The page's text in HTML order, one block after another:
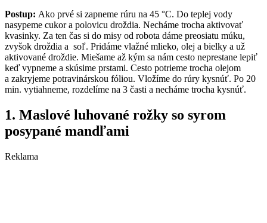
Postup: Ako prvé si zapneme rúru na 45 °C. Do teplej vody
nasypeme cukor a polovicu droždia. Necháme trocha aktivovať
kvasinky. Za ten čas si do misy od robota dáme preosiatu múku,
zvyšok droždia a soľ. Pridáme vlažné mlieko, olej a bielky a už
aktivované droždie. Miešame až kým sa nám cesto neprestane lepiť
keď vypneme a skúsime prstami. Cesto potrieme trocha olejom
a zakryjeme potravinárskou fóliou. Vložíme do rúry kysnúť. Po 20
min. vytiahneme, rozdelíme na 3 časti a necháme trocha kysnúť.
1. Maslové luhované rožky so syrom
posypané mandľami
Reklama